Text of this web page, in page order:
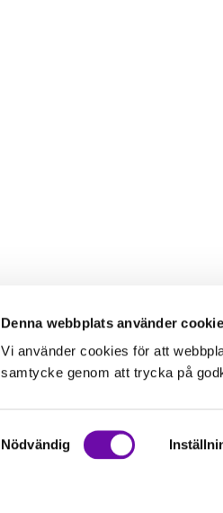
Denna webbplats använder
Vi använder cookies för att
samtycke genom att trycka på
Samtyckesval
Nödvändig